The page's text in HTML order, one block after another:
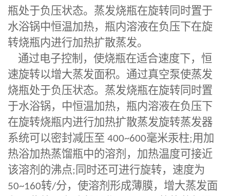
瓶处于负压状态。蒸发烧瓶在旋转同时置于
水浴锅中恒温加热，瓶内溶液在负压下在旋
转烧瓶内进行加热扩散蒸发。
通过电子控制，使烧瓶在适合速度下，恒
速旋转以增大蒸发面积。通过真空泵使蒸发
烧瓶处于负压状态。蒸发烧瓶在旋转同时置
于水浴锅，中恒温加热，瓶内溶液在负压下
在旋转烧瓶内进行加热扩散蒸发旋转蒸发器
系统可以密封减压至 400~600毫米汞柱;用加
热浴加热蒸馏瓶中的溶剂，加热温度可接近
该溶剂的沸点; 同时还可进行旋转，速度为
50~160转/分，使溶剂形成薄膜，增大蒸发面